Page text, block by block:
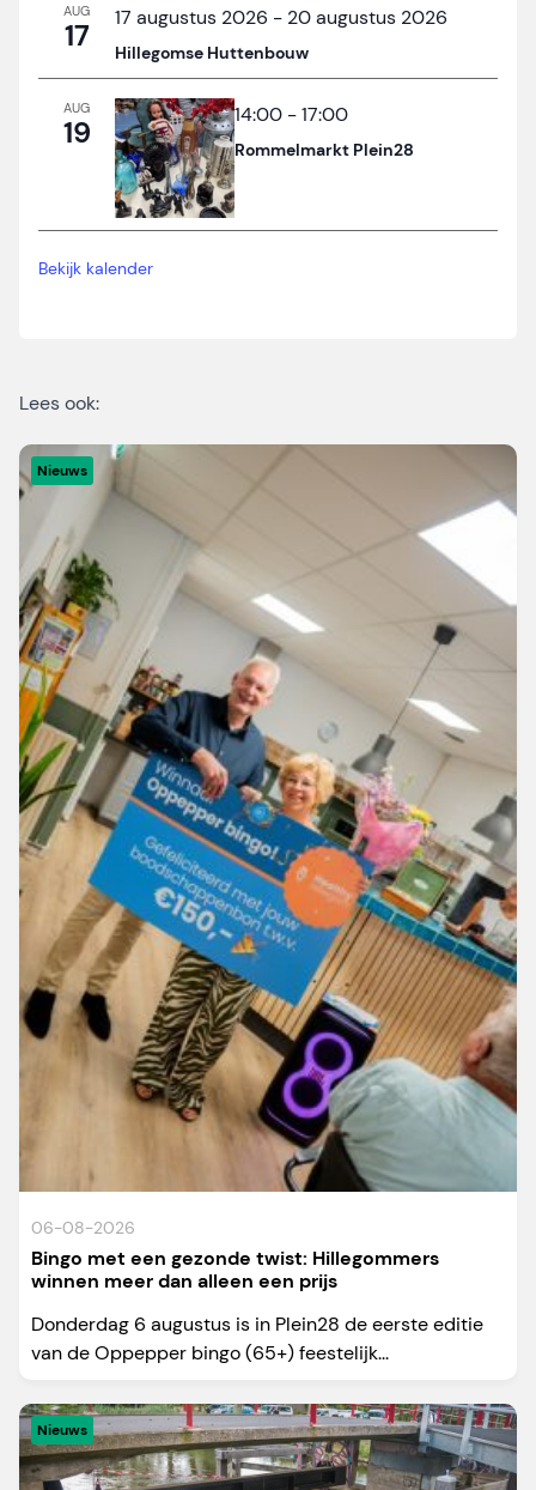
AUG
17 17 augustus 2026 - 20 augustus 2026
Hillegomse Huttenbouw
AUG
19 14:00 -17:00
Rommelmarkt Plein28
Bekijk kalender
Lees ook:
Nieuws
06-08-2026
Bingo met een gezonde twist: Hillegommers
winnen meer dan alleen een prijs
Donderdag 6 augustus is in Plein28 de eerste editie
van de Oppepper bingo (65+) feestelijk...
Nieuws